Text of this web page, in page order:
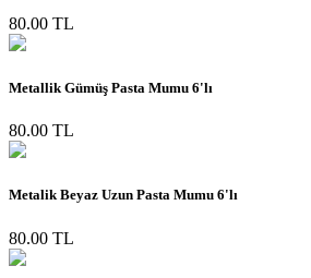
80.00 TL
Metallik Gümüş Pasta Mumu 6'lı
80.00 TL
Metalik Beyaz Uzun Pasta Mumu 6'lı
80.00 TL